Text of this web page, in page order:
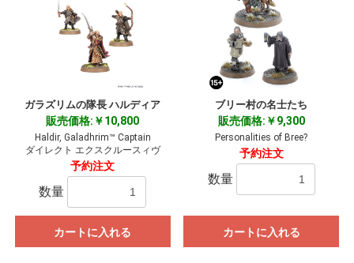
ガラズリムの隊長 ハルディア
販売価格:￥10,800
Haldir, Galadhrim™ Captain
ダイレクト エクスクルースィヴ
予約注文
数量
カートに入れる
ブリー村の名士たち
販売価格:￥9,300
Personalities of Bree?
予約注文
数量
カートに入れる